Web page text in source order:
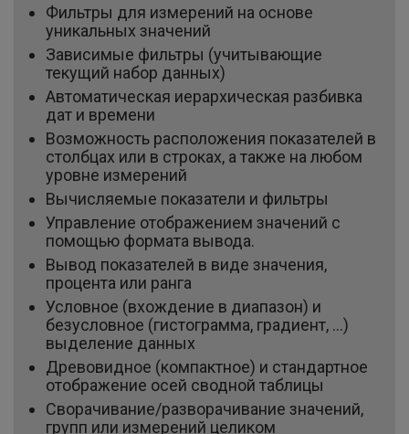
Фильтры для измерений на основе
уникальных значений
Зависимые фильтры (учитывающие
текущий набор данных)
Автоматическая иерархическая разбивка
дат и времени
Возможность расположения показателей в
столбцах или в строках, а также на любом
уровне измерений
Вычисляемые показатели и фильтры
Управление отображением значений с
помощью формата вывода.
Вывод показателей в виде значения,
процента или ранга
Условное (вхождение в диапазон) и
безусловное (гистограмма, градиент, ...)
выделение данных
Древовидное (компактное) и стандартное
отображение осей сводной таблицы
Сворачивание/разворачивание значений,
групп или измерений целиком